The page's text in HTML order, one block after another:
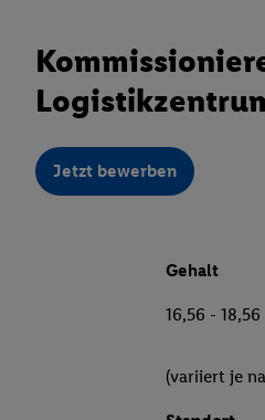
Jetzt bewerben
Gehalt
16,56 -
(variiert je